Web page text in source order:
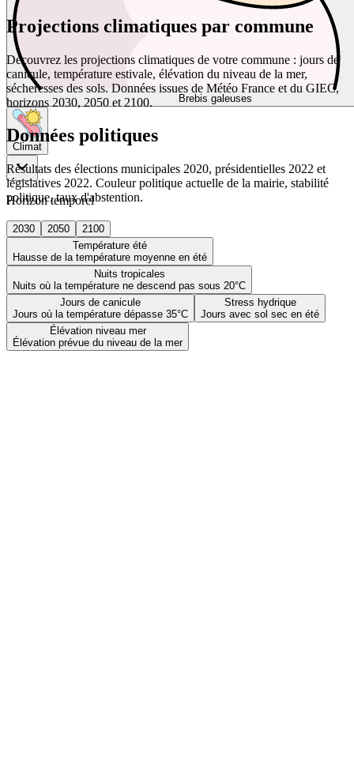
Brebis galeuses
Climat
Horizon temporel
2030 2050
2100
Température été
Hausse de la température moyenne en été
Nuits tropicales
Nuits où la température ne descend pas sous 20°C
Jours de canicule
Jours où la température dépasse 35°C
Stress hydrique
Jours avec sol sec en été
Élévation niveau mer
Élévation prévue du niveau de la mer
Projections climatiques par commune
Découvrez les projections climatiques de votre commune : jours de
canicule, température estivale, élévation du niveau de la mer,
sécheresses des sols. Données issues de Météo France et du GIEC,
horizons 2030, 2050 et 2100.
Données politiques
Résultats des élections municipales 2020, présidentielles 2022 et
législatives 2022. Couleur politique actuelle de la mairie, stabilité
politique, taux d'abstention.